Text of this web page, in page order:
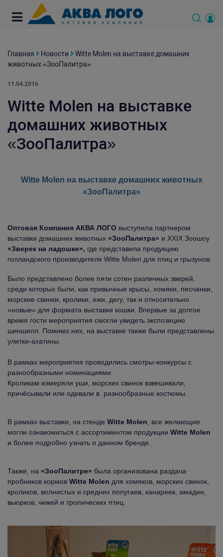
Главная Новости
Witte Molen на выставке домашних
животных «ЗооПалитра»
11.04.2016
Witte Molen на выставке
домашних животных
«ЗооПалитра»
Witte Molen на выставке домашних животных
«ЗооПалитра»
Оптовая Компания АКВА ЛОГО выступила партнером
выставки домашних животных «ЗооПалитра» и XXIX Зоошоу
«Зверек на ладошке», где представила продукцию
голландского производителя Witte Molen для птиц и грызунов.
Было представлено более пяти сотен различных зверей,
среди которых были, как привычные крысы, хомяки, песчанки,
морские свинки, кролики, ежи, дегу, так и относительно
«новые» для формата выставки кошки. Впервые за долгое
время гости мероприятия смогли увидеть экспозицию
шиншилл. Помимо них, на выставке также были представлены
улитки-ахатины.
В рамках мероприятия проводились смотры-конкурсы с
разнообразными номинациями.
Кроликам измеряли уши, морских свинок взвешивали,
причёсывали или одевали в разнообразные костюмы.
В рамках выставки, на стенде Witte Molen , все желающие
могли ознакомиться с ассортиментом продукции Witte Molen
и более подробно узнать о данном бренде.
Также, на «ЗооПалитре» была организована раздача
пробников кормов Witte Molen для хомяков, морских свинок,
кроликов, волнистых и средних попугаев, канареек, амадин,
вьюрков, чижей и тропических птиц.